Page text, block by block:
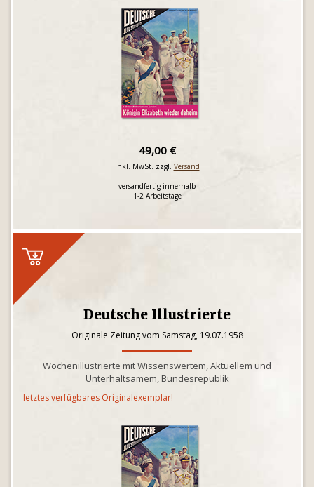
49,00 €
inkl. MwSt. zzgl. Versand
versandfertig innerhalb
1-2 Arbeitstage
Deutsche Illustrierte
Originale Zeitung vom Samstag, 19.07.1958
Wochenillustrierte mit Wissenswertem, Aktuellem und
Unterhaltsamem, Bundesrepublik
letztes verfügbares Originalexemplar!